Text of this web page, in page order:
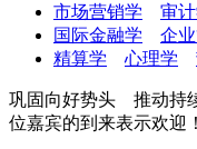
市场营销学
审
国际金融学
企
精算学
心理学
巩固向好势头 推动持
位嘉宾的到来表示欢迎